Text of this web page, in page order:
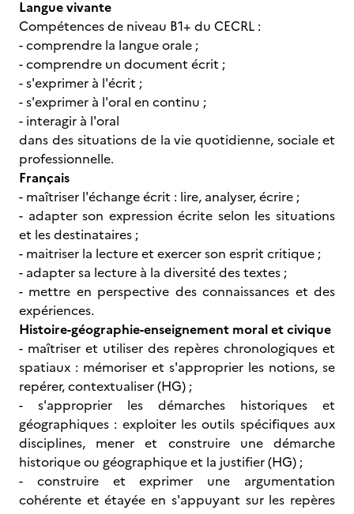
Langue vivante
Compétences de niveau B1+ du CECRL :
- comprendre la langue orale ;
- comprendre un document écrit ;
- s'exprimer à l'écrit ;
- s'exprimer à l'oral en continu ;
- interagir à l'oral
dans des situations de la vie quotidienne, sociale et
professionnelle.
Français
- maîtriser l'échange écrit : lire, analyser, écrire ;
- adapter son expression écrite selon les situations
et les destinataires ;
- maitriser la lecture et exercer son esprit critique ;
- adapter sa lecture à la diversité des textes ;
- mettre en perspective des connaissances et des
expériences.
Histoire-géographie-enseignement moral et civique
- maîtriser et utiliser des repères chronologiques et
spatiaux : mémoriser et s'approprier les notions, se
repérer, contextualiser (HG) ;
- s'approprier les démarches historiques et
géographiques : exploiter les outils spécifiques aux
disciplines, mener et construire une démarche
historique ou géographique et la justifier (HG) ;
- construire et exprimer une argumentation
cohérente et étayée en s'appuyant sur les repères